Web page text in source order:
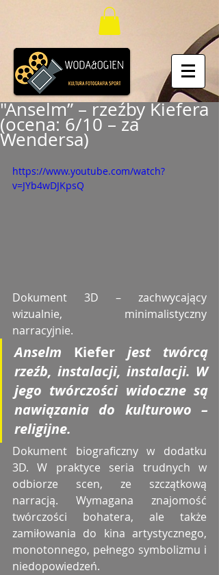
"Anselm” – rzeźby Kiefera
(ocena: 6/10 – za
Wendersa)
https://www.youtube.com/watch?
v=JYb4wDJKpsQ
Dokument 3D – zachwycający
wizualnie, minimalistyczny
narracyjnie.
Anselm Kiefer
jest twórcą
rzeźb, instalacji, instalacji. W
jego twórczości widoczne są
nawiązania do kulturowo –
religijne.
Dokument biograficzny w dodatku
3D. W praktyce seria trudnych w
odbiorze scen, ze szczątkową
narracją. Wymagana znajomość
twórczości bohatera, ale także
zamiłowania do kina artystycznego,
monotonnego, pełnego symbolizmu i
niedopowiedzeń.